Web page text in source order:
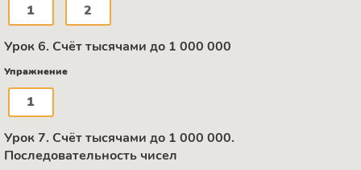
1 2
Урок 6. Счёт тысячами до 1 000 000
Упражнение
1
Урок 7. Счёт тысячами до 1 000 000.
Последовательность чисел